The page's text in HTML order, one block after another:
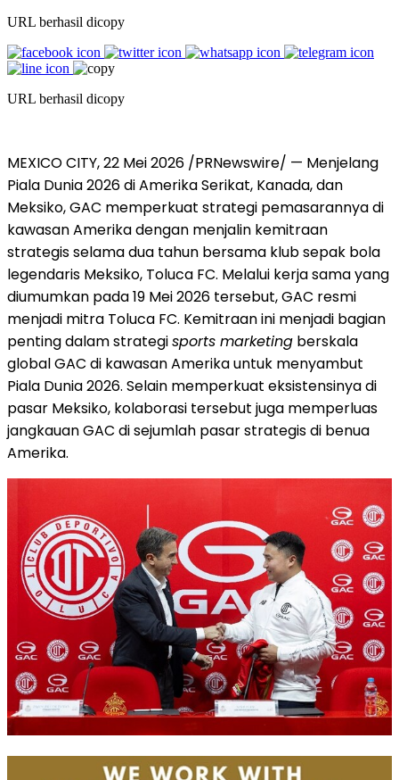
URL berhasil dicopy
URL berhasil dicopy
MEXICO CITY, 22 Mei 2026 /PRNewswire/ — Menjelang
Piala Dunia 2026 di Amerika Serikat, Kanada, dan
Meksiko, GAC memperkuat strategi pemasarannya di
kawasan Amerika dengan menjalin kemitraan
strategis selama dua tahun bersama klub sepak bola
legendaris Meksiko, Toluca FC. Melalui kerja sama yang
diumumkan pada 19 Mei 2026 tersebut, GAC resmi
menjadi mitra Toluca FC. Kemitraan ini menjadi bagian
penting dalam strategisports marketing berskala
global GAC di kawasan Amerika untuk menyambut
Piala Dunia 2026. Selain memperkuat eksistensinya di
pasar Meksiko, kolaborasi tersebut juga memperluas
jangkauan GAC di sejumlah pasar strategis di benua
Amerika.